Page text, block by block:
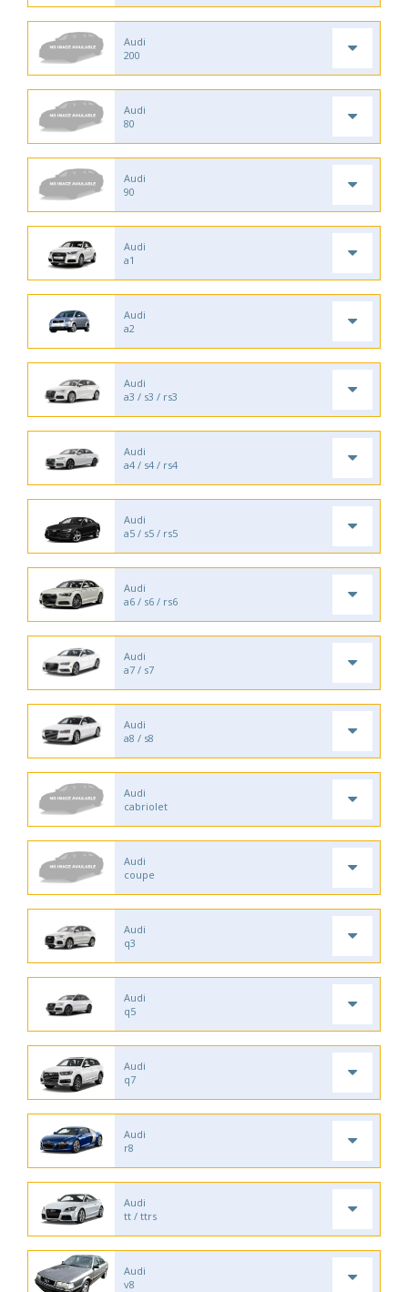
Audi
200
Audi
80
Audi
90
Audi
a1
Audi
a2
Audi
a3 / s3 / rs3
Audi
a4 / s4 / rs4
Audi
a5 / s5 / rs5
Audi
a6 / s6 / rs6
Audi
a7 / s7
Audi
a8 / s8
Audi
cabriolet
Audi
coupe
Audi
q3
Audi
q5
Audi
q7
Audi
r8
Audi
tt / ttrs
Audi
v8